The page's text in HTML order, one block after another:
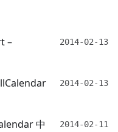
–
2014-02-13
2014-02-13
中
2014-02-11